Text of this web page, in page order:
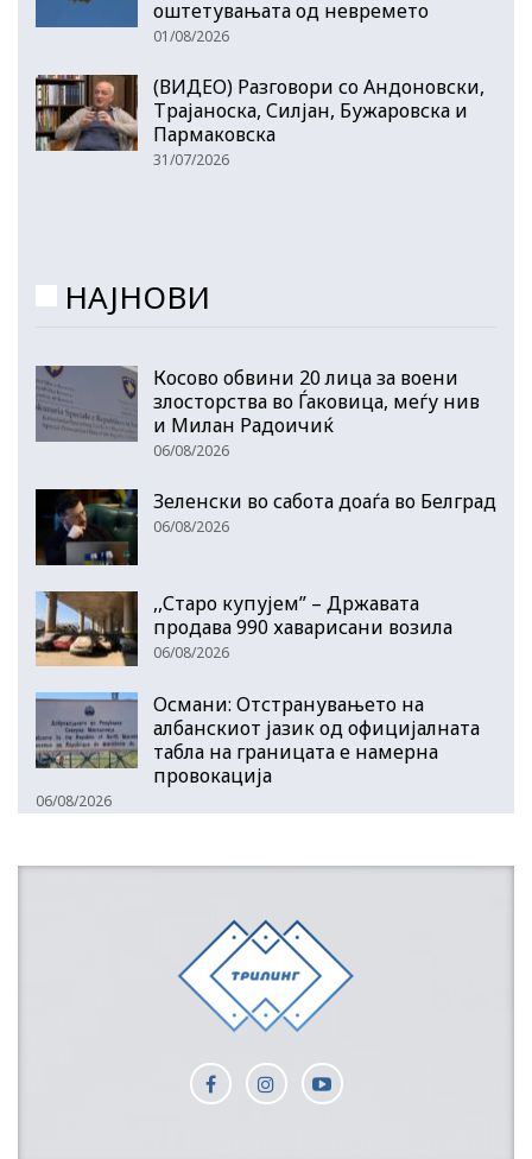
оштетувањата од невремето
01/08/2026
(ВИДЕО) Разговори со Андоновски,
Трајаноска, Силјан, Бужаровска и
Пармаковска
31/07/2026
НАЈНОВИ
Косово обвини 20 лица за воени
злосторства во Ѓаковица, меѓу нив
и Милан Радоичиќ
06/08/2026
Зеленски во сабота доаѓа во Белград
06/08/2026
,,Старо купујем” – Државата
продава 990 хаварисани возила
06/08/2026
Османи: Отстранувањето на
албанскиот јазик од официјалната
табла на границата е намерна
провокација
06/08/2026